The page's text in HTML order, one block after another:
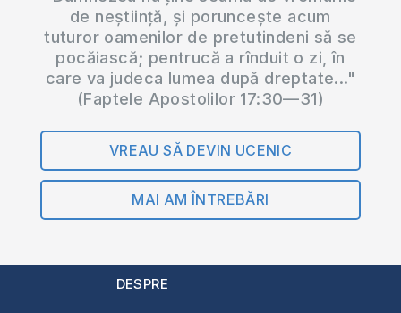
de neștiință, și poruncește acum
tuturor oamenilor de pretutindeni să se
pocăiască; pentrucă a rînduit o zi, în
care va judeca lumea după dreptate..."
(Faptele Apostolilor 17:30—31)
VREAU SĂ DEVIN UCENIC
MAI AM ÎNTREBĂRI
DESPRE